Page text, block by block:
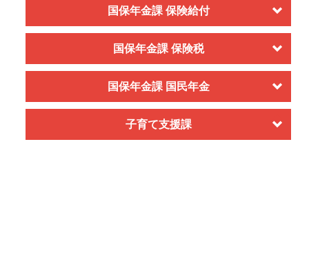
国保年金課 保険給付
国保年金課 保険税
国保年金課 国民年金
子育て支援課